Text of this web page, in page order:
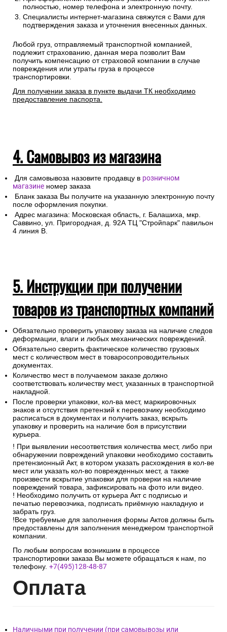
полностью, номер телефона и электронную почту.
Специалисты интернет-магазина свяжутся с Вами для
подтверждения заказа и уточнения внесенных данных.
Любой груз, отправляемый транспортной компанией,
подлежит страхованию, данная мера позволит Вам
получить компенсацию от страховой компании в случае
повреждения или утраты груза в процессе
транспортировки.
Для получении заказа в пункте выдачи ТК необходимо
предоставление паспорта.
4. Самовывоз из магазина
Для самовывоза назовите продавцу в розничном
магазине номер заказа
Бланк заказа Вы получите на указанную электронную почту
после оформления покупки.
Адрес магазина: Московская область, г. Балашиха, мкр.
Саввино, ул. Пригородная, д. 92А ТЦ "Стройпарк" павильон
4 линия В.
5. Инструкции при получении
товаров из транспортных компаний
Обязательно проверить упаковку заказа на наличие следов
деформации, влаги и любых механических повреждений.
Обязательно сверить фактическое количество грузовых
мест с количеством мест в товаросопроводительных
документах.
Количество мест в получаемом заказе должно
соответствовать количеству мест, указанных в транспортной
накладной.
После проверки упаковки, кол-ва мест, маркировочных
знаков и отсутствия претензий к перевозчику необходимо
расписаться в документах и получить заказ, вскрыть
упаковку и проверить на наличие боя в присутствии
курьера.
! При выявлении несоответствия количества мест, либо при
обнаружении повреждений упаковки необходимо составить
претензионный Акт, в котором указать расхождения в кол-ве
мест или указать кол-во поврежденных мест, а также
произвести вскрытие упаковки для проверки на наличие
повреждений товара, зафиксировать на фото или видео.
! Необходимо получить от курьера Акт с подписью и
печатью перевозчика, подписать приёмную накладную и
забрать груз.
!Все требуемые для заполнения формы Актов должны быть
предоставлены для заполнения менеджером транспортной
компании.
По любым вопросам возникшим в процессе
транспортировки заказа Вы можете обращаться к нам, по
телефону. +7(495)128-48-87
Оплата
Наличными при получении (при самовывозы или